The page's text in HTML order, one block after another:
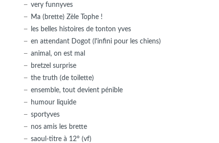
very funnyves
Ma (brette) Zèle Tophe !
les belles histoires de tonton yves
en attendant Dogot (l'infini pour les chiens)
animal, on est mal
bretzel surprise
the truth (de toilette)
ensemble, tout devient pénible
humour liquide
sportyves
nos amis les brette
saoul-titre à 12° (vf)